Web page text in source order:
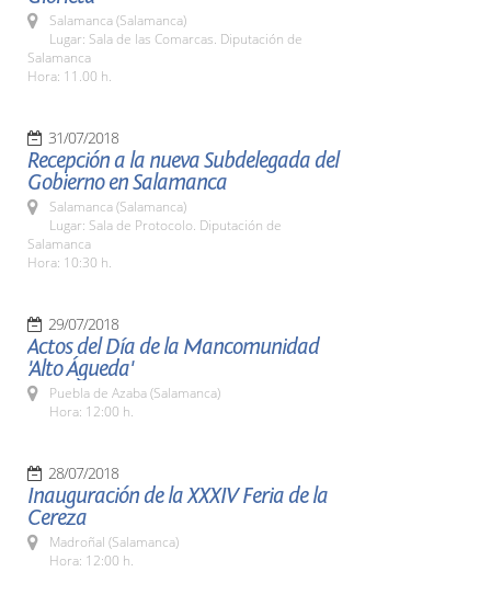
Salamanca (Salamanca)
Lugar: Sala de las Comarcas. Diputación de
Salamanca
Hora: 11.00 h.
31/07/2018
Recepción a la nueva Subdelegada del
Gobierno en Salamanca
Salamanca (Salamanca)
Lugar: Sala de Protocolo. Diputación de
Salamanca
Hora: 10:30 h.
29/07/2018
Actos del Día de la Mancomunidad
'Alto Águeda'
Puebla de Azaba (Salamanca)
Hora: 12:00 h.
28/07/2018
Inauguración de la XXXIV Feria de la
Cereza
Madroñal (Salamanca)
Hora: 12:00 h.